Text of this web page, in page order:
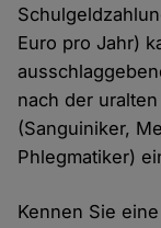
Euro pro Jahr)
nach der
(Sanguiniker,
Phlegmatiker)
Kennen Sie